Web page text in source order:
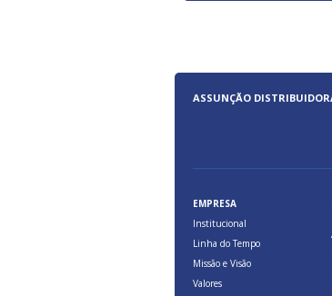
ASSUNÇÃO
EMPRESA
Institucional
Linha do Tempo
Missão e Visão
Valores